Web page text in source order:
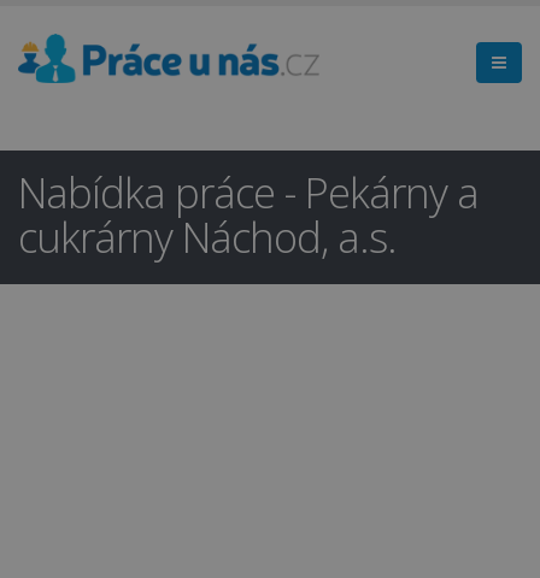
Nabídka práce - Pekárny a
cukrárny Náchod, a.s.